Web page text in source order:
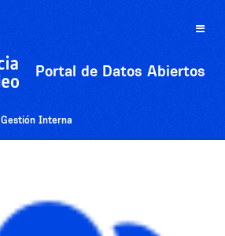
Toggle
Portal de Datos Abiertos
Gestión Interna